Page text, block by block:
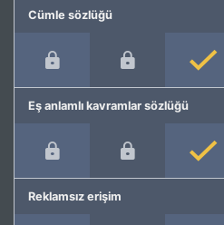
Cümle sözlüğü
Eş anlamlı kavramlar sözlüğü
Reklamsız erişim